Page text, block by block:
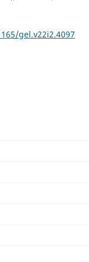
gel.v22i2.4097